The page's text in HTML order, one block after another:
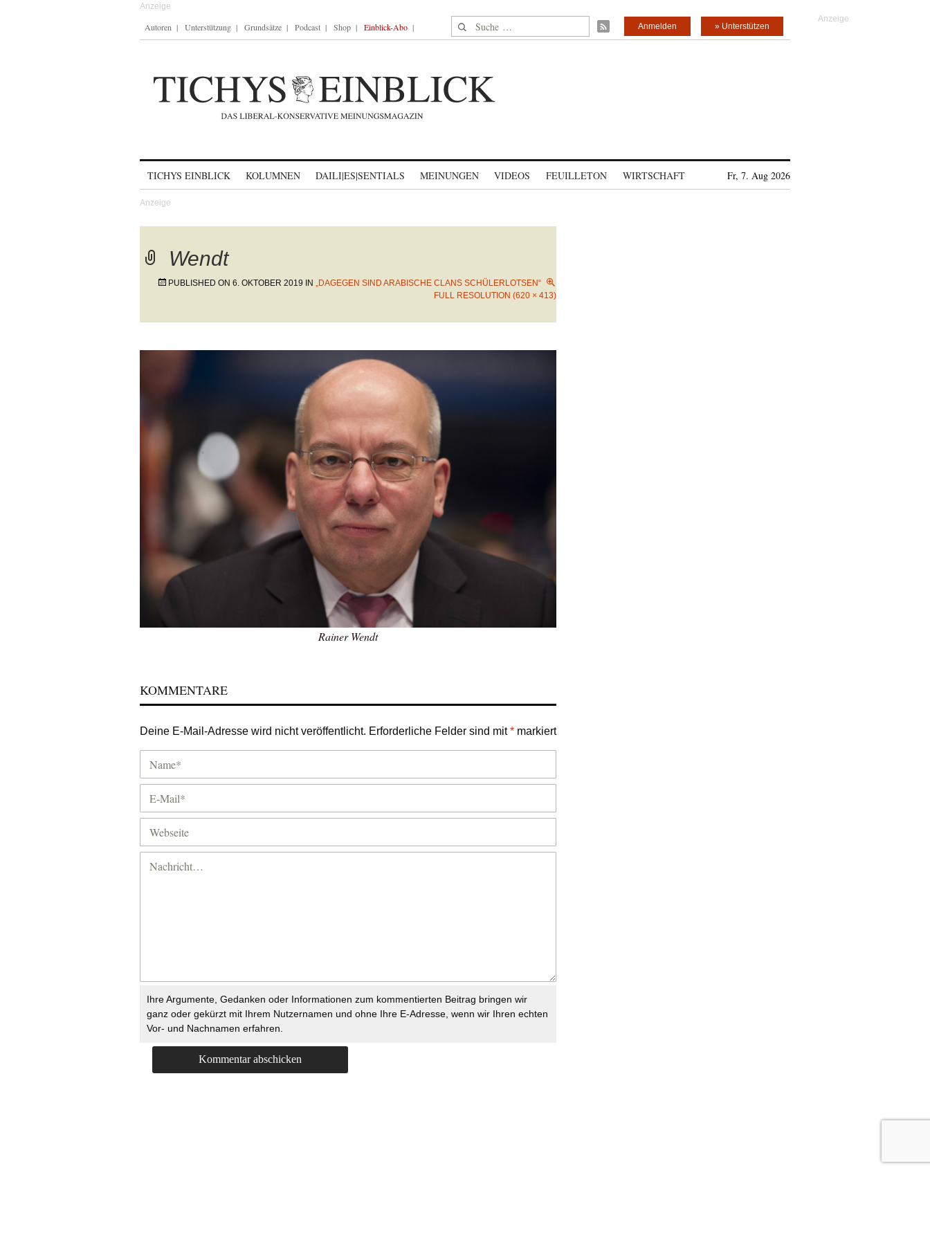
Autoren Unterstützung Grundsätze Podcast Shop Einblick-Abo Suche nach: » Unterstützen
Anmelden
TICHYS EINBLICK KOLUMNEN DAILI|ES|SENTIALS MEINUNGEN VIDEOS FEUILLETON WIRTSCHAFT Fr, 7. Aug 2026
Wendt
PUBLISHED ON 6. OKTOBER 2019 IN „DAGEGEN SIND ARABISCHE CLANS SCHÜLERLOTSEN“
FULL RESOLUTION (620 × 413)
Rainer Wendt
KOMMENTARE
Deine E-Mail-Adresse wird nicht veröffentlicht. Erforderliche Felder sind mit* markiert
Ihre Argumente, Gedanken oder Informationen zum kommentierten Beitrag bringen wir
ganz oder gekürzt mit Ihrem Nutzernamen und ohne Ihre E-Adresse, wenn wir Ihren echten
Vor- und Nachnamen erfahren.